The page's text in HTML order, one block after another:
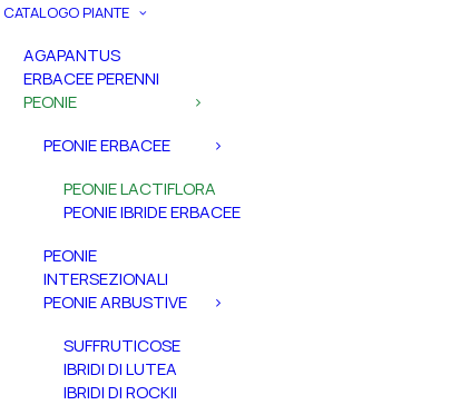
CATALOGO PIANTE
AGAPANTUS
ERBACEE PERENNI
PEONIE
PEONIE ERBACEE
PEONIE LACTIFLORA
PEONIE IBRIDE ERBACEE
PEONIE
INTERSEZIONALI
PEONIE ARBUSTIVE
SUFFRUTICOSE
IBRIDI DI LUTEA
IBRIDI DI ROCKII